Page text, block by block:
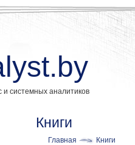
и системных аналитиков
Книги
Главная Книги